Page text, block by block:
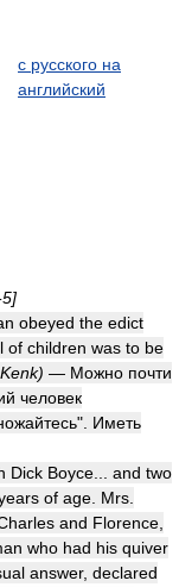
с русского на
английский
obeyed the edict
of children was to be
— Можно почти
человек
Иметь
Dick Boyce... and two
of age. Mrs.
and Florence,
who had his quiver
answer, declared